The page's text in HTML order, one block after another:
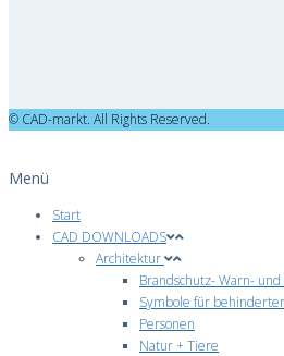
© CAD-markt. All Rights Reserved.
Menü
Start
CAD DOWNLOADS
Architektur
Brandschutz- Warn-
Symbole für
Personen
Natur + Tiere